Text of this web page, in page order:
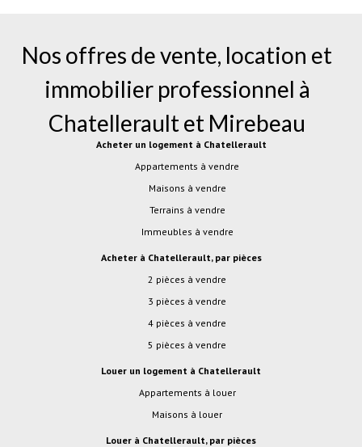
Nos offres de vente, location et
immobilier professionnel à
Chatellerault et Mirebeau
Acheter un logement à Chatellerault
Appartements à vendre
Maisons à vendre
Terrains à vendre
Immeubles à vendre
Acheter à Chatellerault, par pièces
2 pièces à vendre
3 pièces à vendre
4 pièces à vendre
5 pièces à vendre
Louer un logement à Chatellerault
Appartements à louer
Maisons à louer
Louer à Chatellerault, par pièces